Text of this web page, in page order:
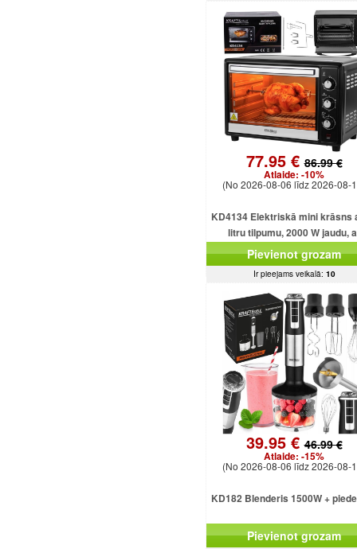
77.95 €86.99 €
Atlaide: -10%
(No 2026-08-06 līdz 2026-08-
KD4134 Elektriskā mini krāsns
litru tilpumu, 2000 W jaudu,
dažādām funkcijām un
Pievienot grozam
Ir pieejams veikalā: 10
39.95 €46.99 €
Atlaide: -15%
(No 2026-08-06 līdz 2026-08-
KD182 Blenderis 1500W +
Pievienot grozam